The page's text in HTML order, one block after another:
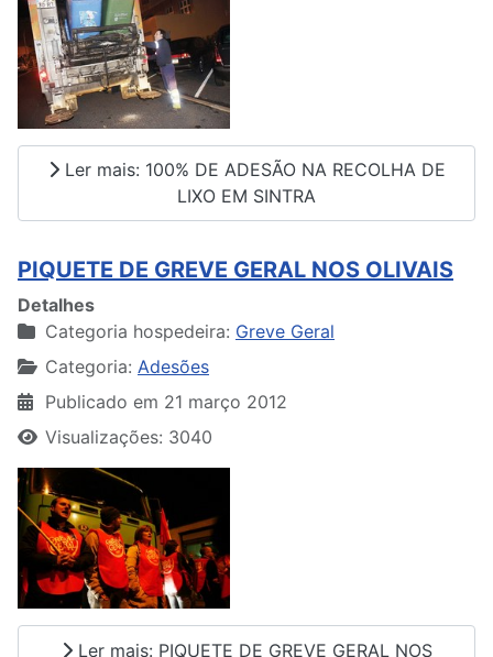
Ler mais: 100% DE ADESÃO NA RECOLHA DE
LIXO EM SINTRA
PIQUETE DE GREVE GERAL NOS OLIVAIS
Detalhes
Categoria hospedeira: Greve Geral
Categoria: Adesões
Publicado em 21 março 2012
Visualizações: 3040
Ler mais: PIQUETE DE GREVE GERAL NOS